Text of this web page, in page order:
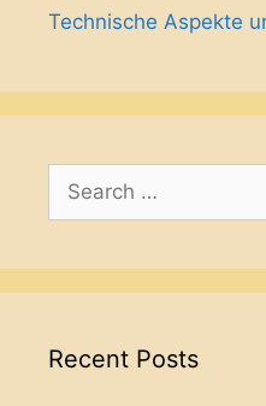
Technische Aspekte
Search
for:
Recent Posts